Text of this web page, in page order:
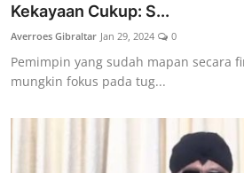
Kekayaan Cukup: S...
Averroes Gibraltar Jan 29, 2024 0
Pemimpin yang sudah mapan secara
mungkin fokus pada tug...